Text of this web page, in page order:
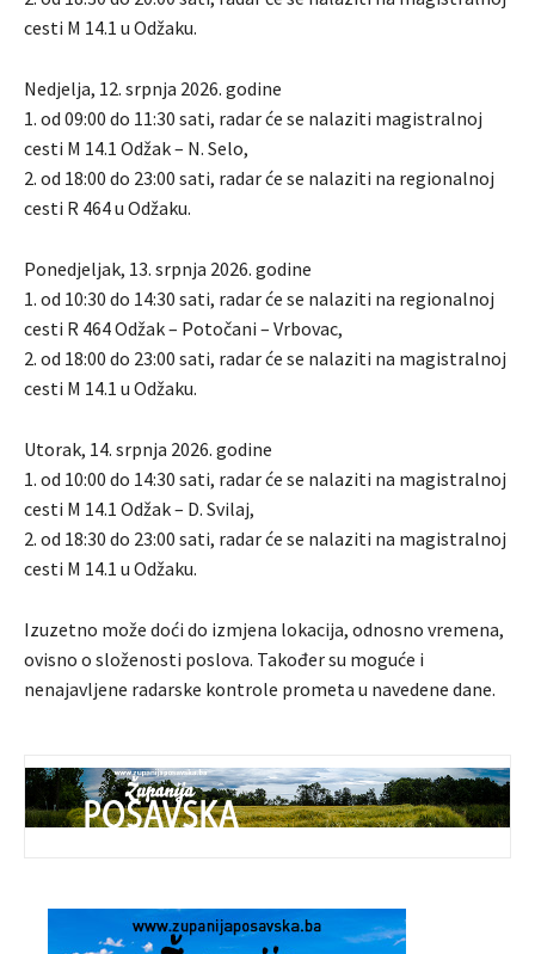
cesti M 14.1 u Odžaku.
Nedjelja, 12. srpnja 2026. godine
1. od 09:00 do 11:30 sati, radar će se nalaziti magistralnoj
cesti M 14.1 Odžak – N. Selo,
2. od 18:00 do 23:00 sati, radar će se nalaziti na regionalnoj
cesti R 464 u Odžaku.
Ponedjeljak, 13. srpnja 2026. godine
1. od 10:30 do 14:30 sati, radar će se nalaziti na regionalnoj
cesti R 464 Odžak – Potočani – Vrbovac,
2. od 18:00 do 23:00 sati, radar će se nalaziti na magistralnoj
cesti M 14.1 u Odžaku.
Utorak, 14. srpnja 2026. godine
1. od 10:00 do 14:30 sati, radar će se nalaziti na magistralnoj
cesti M 14.1 Odžak – D. Svilaj,
2. od 18:30 do 23:00 sati, radar će se nalaziti na magistralnoj
cesti M 14.1 u Odžaku.
Izuzetno može doći do izmjena lokacija, odnosno vremena,
ovisno o složenosti poslova. Također su moguće i
nenajavljene radarske kontrole prometa u navedene dane.